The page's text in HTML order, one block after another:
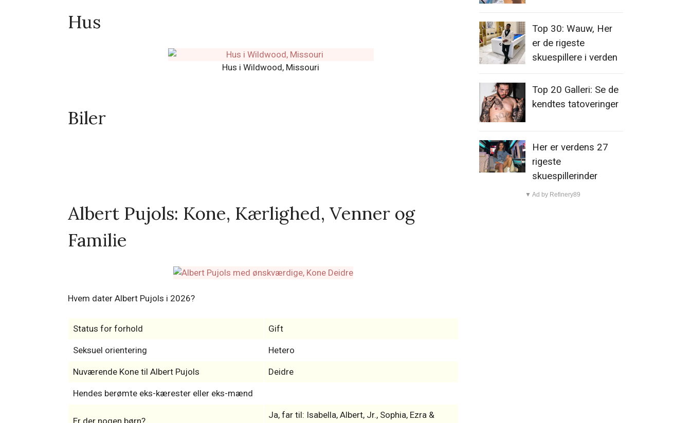
Hus
Hus i Wildwood, Missouri
Biler
Albert Pujols: Kone, Kærlighed, Venner og
Familie
Hvem dater Albert Pujols i 2026?
Status for forhold Gift
Seksuel orientering Hetero
Nuværende Kone til Albert Pujols Deidre
Hendes berømte eks-kærester eller eks-mænd
Ja, far til: Isabella, Albert, Jr., Sophia, Ezra &
Top 30: Wauw, Her
er de rigeste
skuespillere i verden
Top 20 Galleri: Se de
kendtes tatoveringer
Her er verdens 27
rigeste
skuespillerinder
▼ Ad by Refinery89